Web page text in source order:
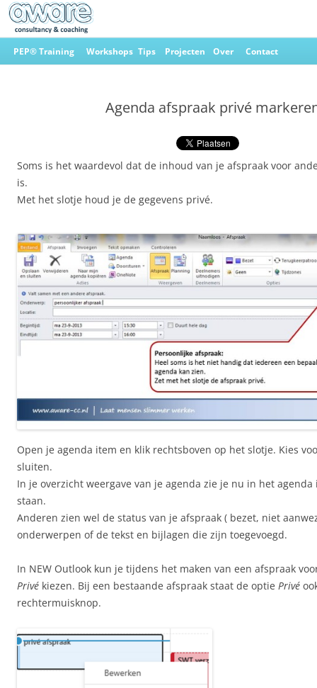
Ga
naar
PEP® Training Workshops Tips Projecten Over Contact
Agenda afspraak privé
Soms is het waardevol dat de inhoud van je afspraak voor
is.
Met het slotje houd je de gegevens privé.
Open je agenda item en klik rechtsboven op het slotje. Kies
sluiten.
In je overzicht weergave van je agenda zie je nu in het
staan.
Anderen zien wel de status van je afspraak ( bezet, niet
onderwerpen of de tekst en bijlagen die zijn toegevoegd.
In NEW Outlook kun je tijdens het maken van een afspraak
Privé kiezen. Bij een bestaande afspraak staat de optie Privé
rechtermuisknop.